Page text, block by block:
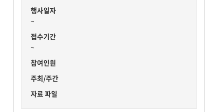
행사일자
~
접수기간
~
참여인원
주최/주간
자료 파일